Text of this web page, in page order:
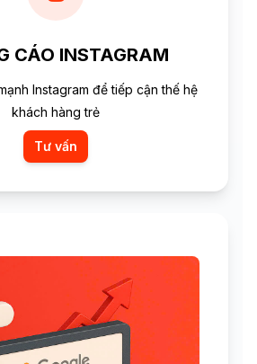
CÁO INSTAGRAM
Instagram để tiếp cận thế hệ
khách hàng trẻ
Tư vấn